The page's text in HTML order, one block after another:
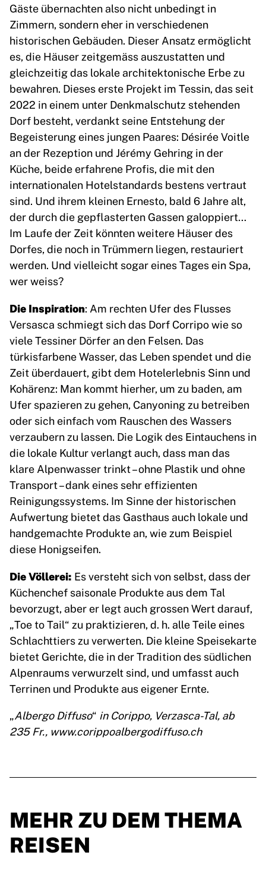
Gäste übernachten also nicht unbedingt in
Zimmern, sondern eher in verschiedenen
historischen Gebäuden. Dieser Ansatz ermöglicht
es, die Häuser zeitgemäss auszustatten und
gleichzeitig das lokale architektonische Erbe zu
bewahren. Dieses erste Projekt im Tessin, das seit
2022 in einem unter Denkmalschutz stehenden
Dorf besteht, verdankt seine Entstehung der
Begeisterung eines jungen Paares: Désirée Voitle
an der Rezeption und Jérémy Gehring in der
Küche, beide erfahrene Profis, die mit den
internationalen Hotelstandards bestens vertraut
sind. Und ihrem kleinen Ernesto, bald 6 Jahre alt,
der durch die gepflasterten Gassen galoppiert…
Im Laufe der Zeit könnten weitere Häuser des
Dorfes, die noch in Trümmern liegen, restauriert
werden. Und vielleicht sogar eines Tages ein Spa,
wer weiss?
Die Inspiration: Am rechten Ufer des Flusses
Versasca schmiegt sich das Dorf Corripo wie so
viele Tessiner Dörfer an den Felsen. Das
türkisfarbene Wasser, das Leben spendet und die
Zeit überdauert, gibt dem Hotelerlebnis Sinn und
Kohärenz: Man kommt hierher, um zu baden, am
Ufer spazieren zu gehen, Canyoning zu betreiben
oder sich einfach vom Rauschen des Wassers
verzaubern zu lassen. Die Logik des Eintauchens in
die lokale Kultur verlangt auch, dass man das
klare Alpenwasser trinkt – ohne Plastik und ohne
Transport – dank eines sehr effizienten
Reinigungssystems. Im Sinne der historischen
Aufwertung bietet das Gasthaus auch lokale und
handgemachte Produkte an, wie zum Beispiel
diese Honigseifen.
Die Völlerei: Es versteht sich von selbst, dass der
Küchenchef saisonale Produkte aus dem Tal
bevorzugt, aber er legt auch grossen Wert darauf,
„Toe to Tail“ zu praktizieren, d. h. alle Teile eines
Schlachttiers zu verwerten. Die kleine Speisekarte
bietet Gerichte, die in der Tradition des südlichen
Alpenraums verwurzelt sind, und umfasst auch
Terrinen und Produkte aus eigener Ernte.
„Albergo Diffuso“ in Corippo, Verzasca-Tal, ab
235 Fr., www.corippoalbergodiffuso.ch
MEHR ZU DEM THEMA
REISEN